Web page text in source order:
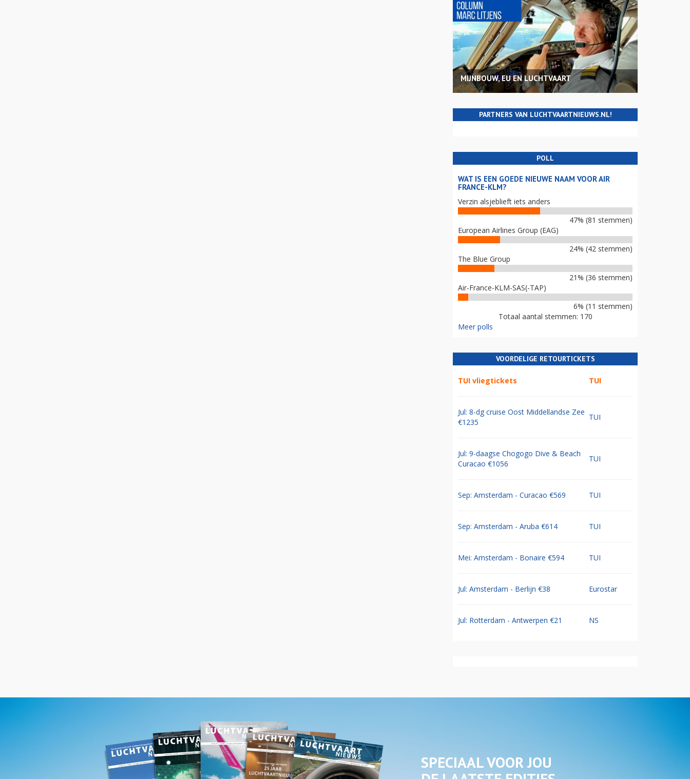
MIJNBOUW, EU EN LUCHTVAART
PARTNERS VAN LUCHTVAARTNIEUWS.NL!
POLL
WAT IS EEN GOEDE NIEUWE NAAM VOOR AIR
FRANCE-KLM?
Verzin alsjeblieft iets anders
47% (81 stemmen)
European Airlines Group (EAG)
24% (42 stemmen)
The Blue Group
21% (36 stemmen)
Air-France-KLM-SAS(-TAP)
6% (11 stemmen)
Totaal aantal stemmen: 170
Meer polls
VOORDELIGE RETOURTICKETS
TUI vliegtickets TUI
Jul: 8-dg cruise Oost Middellandse Zee
€1235
TUI
Jul: 9-daagse Chogogo Dive & Beach
Curacao €1056
TUI
Sep: Amsterdam - Curacao €569 TUI
Sep: Amsterdam - Aruba €614 TUI
Mei: Amsterdam - Bonaire €594 TUI
Jul: Amsterdam - Berlijn €38 Eurostar
Jul: Rotterdam - Antwerpen €21 NS
SPECIAAL VOOR JOU